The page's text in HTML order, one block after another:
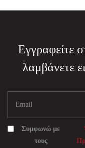
Εγγραφείτε
λαμβάνετε
Συμφωνώ με
τους